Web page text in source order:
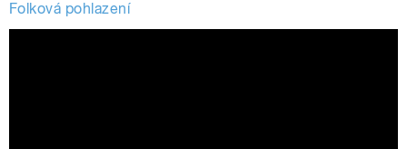
Folková pohlazení